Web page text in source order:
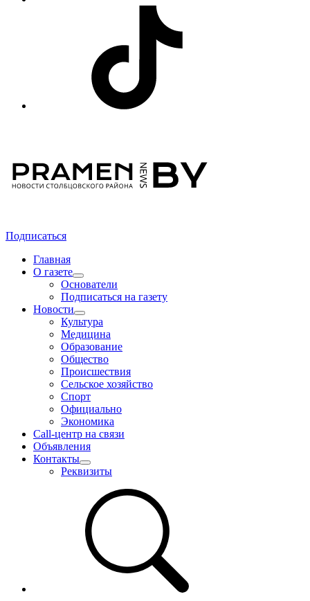
Подписаться
Главная
О газете
Основатели
Подписаться на газету
Новости
Культура
Медицина
Образование
Общество
Происшествия
Сельское хозяйство
Спорт
Официально
Экономика
Call-центр на связи
Объявления
Контакты
Реквизиты